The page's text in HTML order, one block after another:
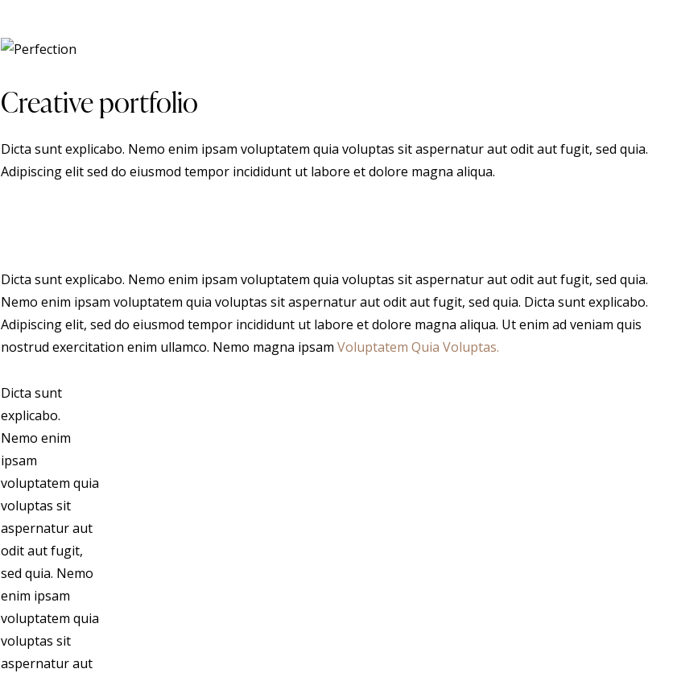
Creative portfolio
Dicta sunt explicabo. Nemo enim ipsam voluptatem quia voluptas sit aspernatur aut odit aut fugit, sed quia.
Adipiscing elit sed do eiusmod tempor incididunt ut labore et dolore magna aliqua.
Dicta sunt explicabo. Nemo enim ipsam voluptatem quia voluptas sit aspernatur aut odit aut fugit, sed quia.
Nemo enim ipsam voluptatem quia voluptas sit aspernatur aut odit aut fugit, sed quia. Dicta sunt explicabo.
Adipiscing elit, sed do eiusmod tempor incididunt ut labore et dolore magna aliqua. Ut enim ad veniam quis
nostrud exercitation enim ullamco. Nemo magna ipsamVoluptatem Quia Voluptas.
Dicta sunt
explicabo.
Nemo enim
ipsam
voluptatem quia
voluptas sit
aspernatur aut
odit aut fugit,
sed quia. Nemo
enim ipsam
voluptatem quia
voluptas sit
aspernatur aut